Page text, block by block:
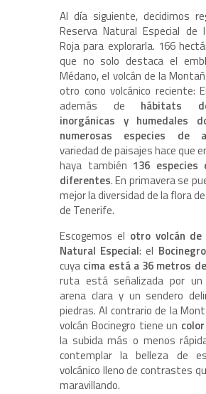
Al día siguiente, decidimos
Reserva Natural Especial de
Roja para explorarla. 166
que no solo destaca el
Médano, el volcán de la
otro cono volcánico reciente:
además de hábitats
inorgánicas y humedales
numerosas especies de
variedad de paisajes hace que
haya también 136 especies
diferentes. En primavera se
mejor la diversidad de la flora
de Tenerife.
Escogemos el otro volcán de
Natural Especial: el Bocinegro
cuya cima está a 36 metros
ruta está señalizada por un
arena clara y un sendero
piedras. Al contrario de la
volcán Bocinegro tiene un
la subida más o menos
contemplar la belleza de
volcánico lleno de contrastes
maravillando.